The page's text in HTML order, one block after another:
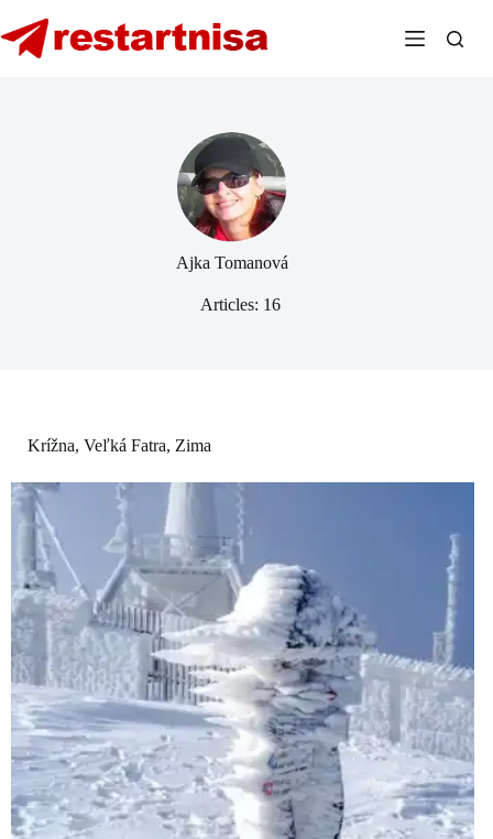
to
content
Ajka Tomanová
Articles: 16
Krížna, Veľká Fatra, Zima